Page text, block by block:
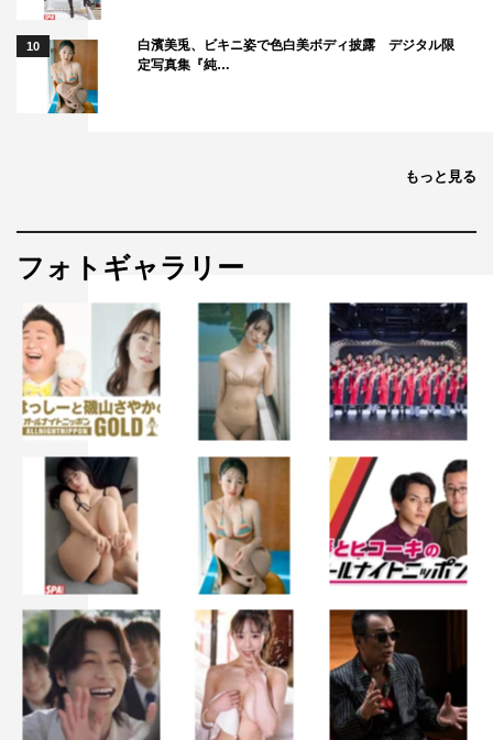
10
白濱美兎、ビキニ姿で色白美ボディ披露 デジタル限
定写真集『純…
もっと見る
フォトギャラリー